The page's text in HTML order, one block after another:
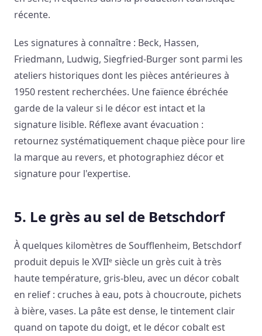
récente.
Les signatures à connaître : Beck, Hassen,
Friedmann, Ludwig, Siegfried-Burger sont parmi les
ateliers historiques dont les pièces antérieures à
1950 restent recherchées. Une faïence ébréchée
garde de la valeur si le décor est intact et la
signature lisible. Réflexe avant évacuation :
retournez systématiquement chaque pièce pour lire
la marque au revers, et photographiez décor et
signature pour l'expertise.
5. Le grès au sel de Betschdorf
À quelques kilomètres de Soufflenheim, Betschdorf
produit depuis le XVIIᵉ siècle un grès cuit à très
haute température, gris-bleu, avec un décor cobalt
en relief : cruches à eau, pots à choucroute, pichets
à bière, vases. La pâte est dense, le tintement clair
quand on tapote du doigt, et le décor cobalt est